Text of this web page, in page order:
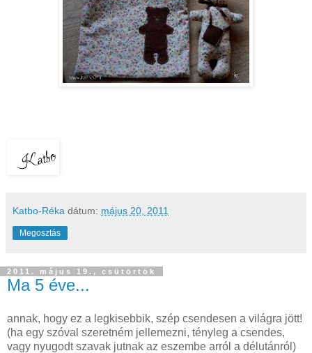
Katbo-Réka dátum: május 20, 2011
Megosztás
2011. május 19., csütörtök
Ma 5 éve...
annak, hogy ez a legkisebbik, szép csendesen a világra jött!
(ha egy szóval szeretném jellemezni, tényleg a csendes,
vagy nyugodt szavak jutnak az eszembe arról a délutánról)